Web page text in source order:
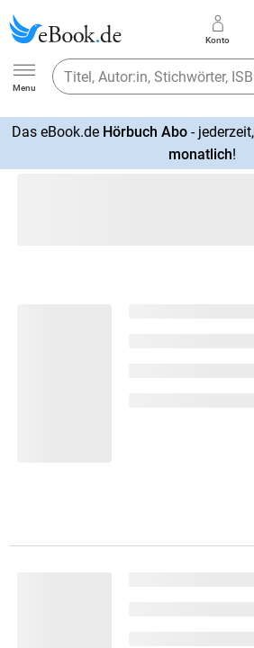
Ebook.de
Menu
Konto
Das eBook.de Hörbuch Abo-
monatlich!